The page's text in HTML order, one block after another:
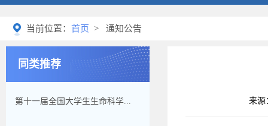
当前位置： 首页 > 通知公告
同类推荐
第十一届全国大学生生命科学... 来源